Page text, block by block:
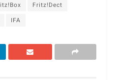
Fritz!Dect
IFA